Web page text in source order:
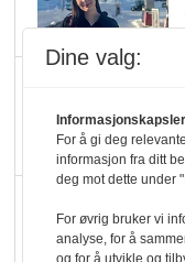
Dine valg:
For å gi deg
informasjon fra ditt
deg mot dette under
For øvrig bruker vi
analyse, for å
og for å utvikle og